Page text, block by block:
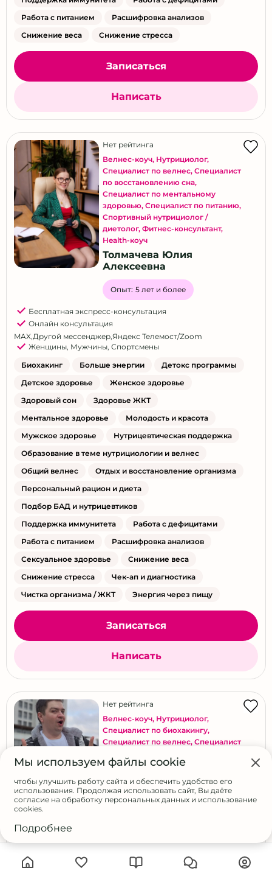
Работа с питанием
Расшифровка анализов
Снижение веса
Снижение стресса
Записаться
Написать
Нет рейтинга
Велнес-коуч, Нутрициолог,
Специалист по велнес, Специалист
по восстановлению сна,
Специалист по ментальному
здоровью, Специалист по питанию,
Спортивный нутрициолог /
диетолог, Фитнес-консультант,
Health-коуч
Толмачева Юлия
Алексеевна
Опыт: 5 лет и более
Бесплатная экспресс-консультация
Онлайн консультация
MAX,Другой мессенджер,Яндекс Телемост/Zoom
Женщины, Мужчины, Спортсмены
Биохакинг Больше энергии
Детокс программы
Детское здоровье
Женское здоровье
Здоровый сон
Здоровье ЖКТ
Ментальное здоровье
Молодость и красота
Мужское здоровье
Нутрицевтическая поддержка
Образование в теме нутрициологии и велнес
Общий велнес
Отдых и восстановление организма
Персональный рацион и диета
Подбор БАД и нутрицевтиков
Поддержка иммунитета
Работа с дефицитами
Работа с питанием
Расшифровка анализов
Сексуальное здоровье
Снижение веса
Снижение стресса
Чек-ап и диагностика
Чистка организма / ЖКТ
Энергия через пищу
Записаться
Написать
Нет рейтинга
Велнес-коуч, Нутрициолог,
Специалист по биохакингу,
Специалист по велнес, Специалист
долголетию и anti-age
Чумаков Дмитрий Сергеевич
Опыт: 3 года
Бесплатная экспресс-консультация
Онлайн консультация
Anti-age и долголетие Аюрведа
Биохакинг
Мы используем файлы cookie
чтобы улучшить работу сайта и обеспечить удобство его
использования. Продолжая использовать сайт, Вы даёте
согласие на обработку персональных данных и использование
cookies.
Подробнее